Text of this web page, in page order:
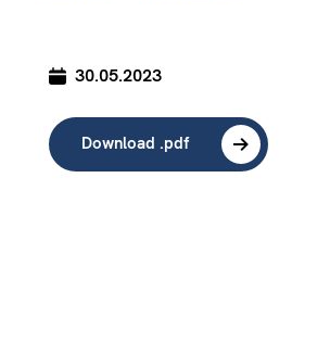
30.05.2023
Download .pdf